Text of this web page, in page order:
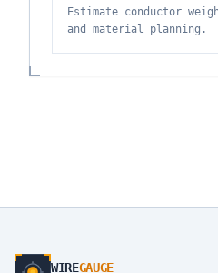
Estimate conductor
and material planning.
WIREGAUGE